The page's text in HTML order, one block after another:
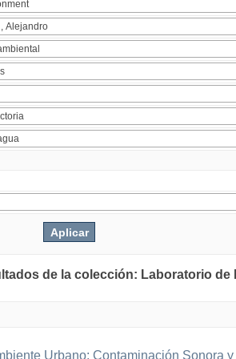
de la colección: Laboratorio de
Urbano: Contaminación Sonora